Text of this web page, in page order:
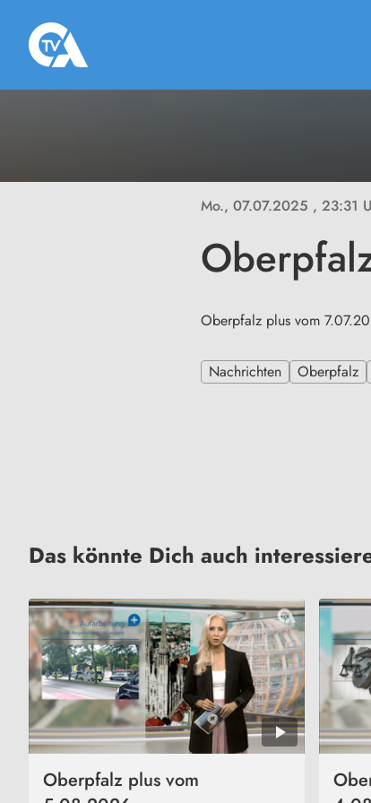
Mo., 07.07.2025 , 23:31
Oberpfalz plus vom
Nachrichten Oberpfalz
Das könnte Dich auch
Oberpfalz plus vom